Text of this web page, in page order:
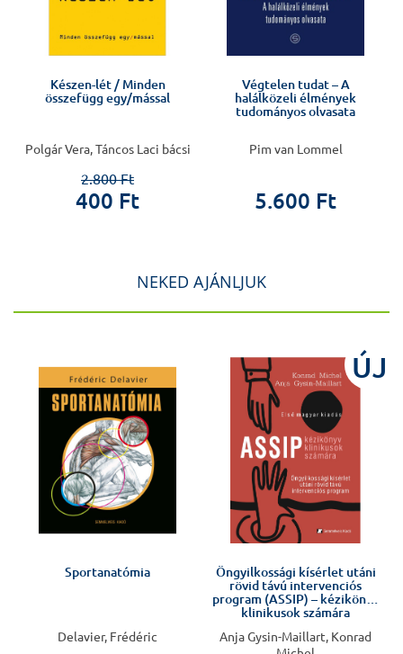
Készen-lét / Minden
összefügg egy/mással
Polgár Vera, Táncos Laci bácsi
2.800 Ft
400 Ft
Végtelen tudat – A
halálközeli élmények
tudományos olvasata
Pim van Lommel
5.600 Ft
NEKED AJÁNLJUK
Sportanatómia
Delavier, Frédéric
ÚJ
Öngyilkossági kísérlet utáni
rövid távú intervenciós
program (ASSIP) – kézikönyv
klinikusok számára
Anja Gysin-Maillart, Konrad